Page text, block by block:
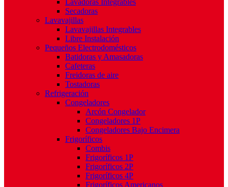
Lavadoras Integrables
Secadoras
Lavavajillas
Lavavajillas Integrables
Libre Instalación
Pequeños Electrodomésticos
Batidoras y Amasadoras
Cafeteras
Freidoras de aire
Tostadoras
Refrigeración
Congeladores
Arcón Congelador
Congeladores 1P
Congeladores Bajo Encimera
Frigoríficos
Combis
Frigoríficos 1P
Frigoríficos 2P
Frigoríficos 4P
Frigoríficos Americanos